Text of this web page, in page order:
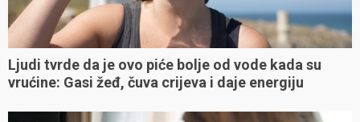
Ljudi tvrde da je ovo piće bolje od vode kada su
vrućine: Gasi žeđ, čuva crijeva i daje energiju